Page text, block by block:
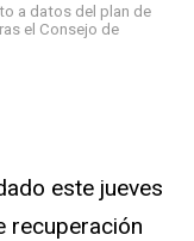
a datos del plan de
el Consejo de
este jueves
recuperación